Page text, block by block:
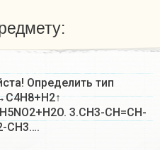
Определить тип
3.CH3-CH=CH-
CH3….